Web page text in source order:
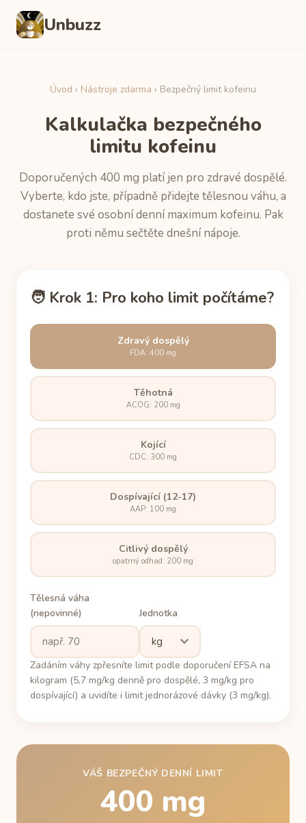
Unbuzz
Úvod › Nástroje zdarma › Bezpečný limit kofeinu
Kalkulačka bezpečného
limitu kofeinu
Doporučených 400 mg platí jen pro zdravé dospělé.
Vyberte, kdo jste, případně přidejte tělesnou váhu, a
dostanete své osobní denní maximum kofeinu. Pak
proti němu sečtěte dnešní nápoje.
🧑 Krok 1: Pro koho limit počítáme?
Zdravý dospělý
FDA: 400 mg
Těhotná
ACOG: 200 mg
Kojící
CDC: 300 mg
Dospívající (12-17)
AAP: 100 mg
Citlivý dospělý
opatrný odhad: 200 mg
Tělesná váha
(nepovinné)
Jednotka
Zadáním váhy zpřesníte limit podle doporučení EFSA na
kilogram (5,7 mg/kg denně pro dospělé, 3 mg/kg pro
dospívající) a uvidíte i limit jednorázové dávky (3 mg/kg).
VÁŠ BEZPEČNÝ DENNÍ LIMIT
400 mg